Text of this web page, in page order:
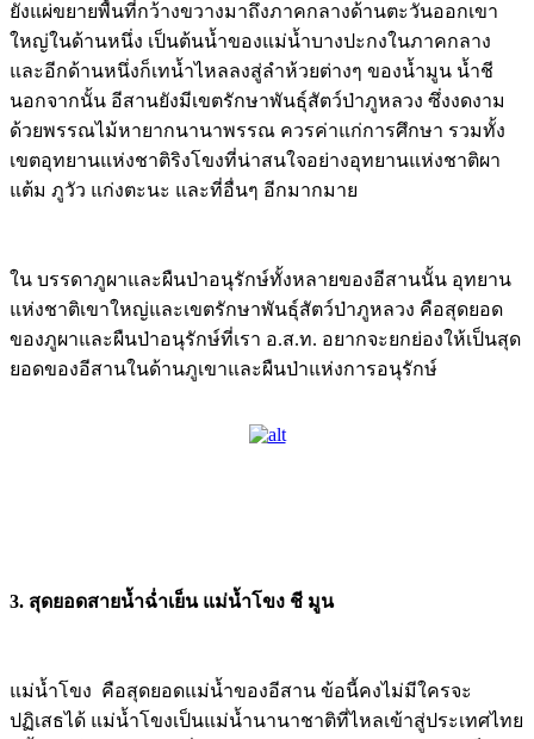
ยังแผ่ขยายพื้นที่กว้างขวางมาถึงภาคกลางด้านตะวันออกเขา
ใหญ่ในด้านหนึ่ง เป็นต้นน้ำของแม่น้ำบางปะกงในภาคกลาง
และอีกด้านหนึ่งก็เทน้ำไหลลงสู่ลำห้วยต่างๆ ของน้ำมูน น้ำชี
นอกจากนั้น อีสานยังมีเขตรักษาพันธุ์สัตว์ป่าภูหลวง ซึ่งงดงาม
ด้วยพรรณไม้หายากนานาพรรณ ควรค่าแก่การศึกษา รวมทั้ง
เขตอุทยานแห่งชาติริงโขงที่น่าสนใจอย่างอุทยานแห่งชาติผา
แต้ม ภูวัว แก่งตะนะ และที่อื่นๆ อีกมากมาย
ใน บรรดาภูผาและผืนป่าอนุรักษ์ทั้งหลายของอีสานนั้น อุทยาน
แห่งชาติเขาใหญ่และเขตรักษาพันธุ์สัตว์ป่าภูหลวง คือสุดยอด
ของภูผาและผืนป่าอนุรักษ์ที่เรา อ.ส.ท. อยากจะยกย่องให้เป็นสุด
ยอดของอีสานในด้านภูเขาและผืนป่าแห่งการอนุรักษ์
3. สุดยอดสายน้ำฉ่ำเย็น แม่น้ำโขง ชี มูน
แม่น้ำโขง คือสุดยอดแม่น้ำของอีสาน ข้อนี้คงไม่มีใครจะ
ปฏิเสธได้ แม่น้ำโขงเป็นแม่น้ำนานาชาติที่ไหลเข้าสู่ประเทศไทย